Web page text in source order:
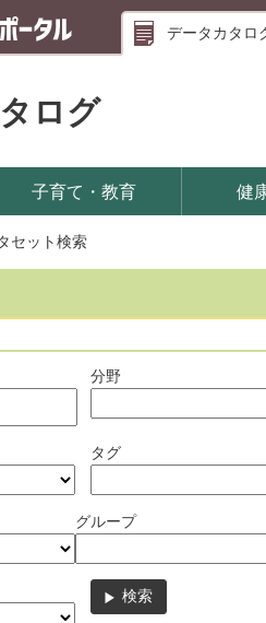
データカタロ
ログ
子育て・教育 健
セット検索
分野
タグ
グループ